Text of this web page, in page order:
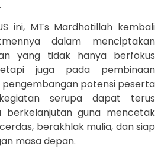
ini, MTs Mardhotillah kembali
dalam menciptakan
yang tidak hanya berfokus
juga pada pembinaan
potensi peserta
serupa dapat terus
berkelanjutan guna mencetak
berakhlak mulia, dan siap
masa depan.